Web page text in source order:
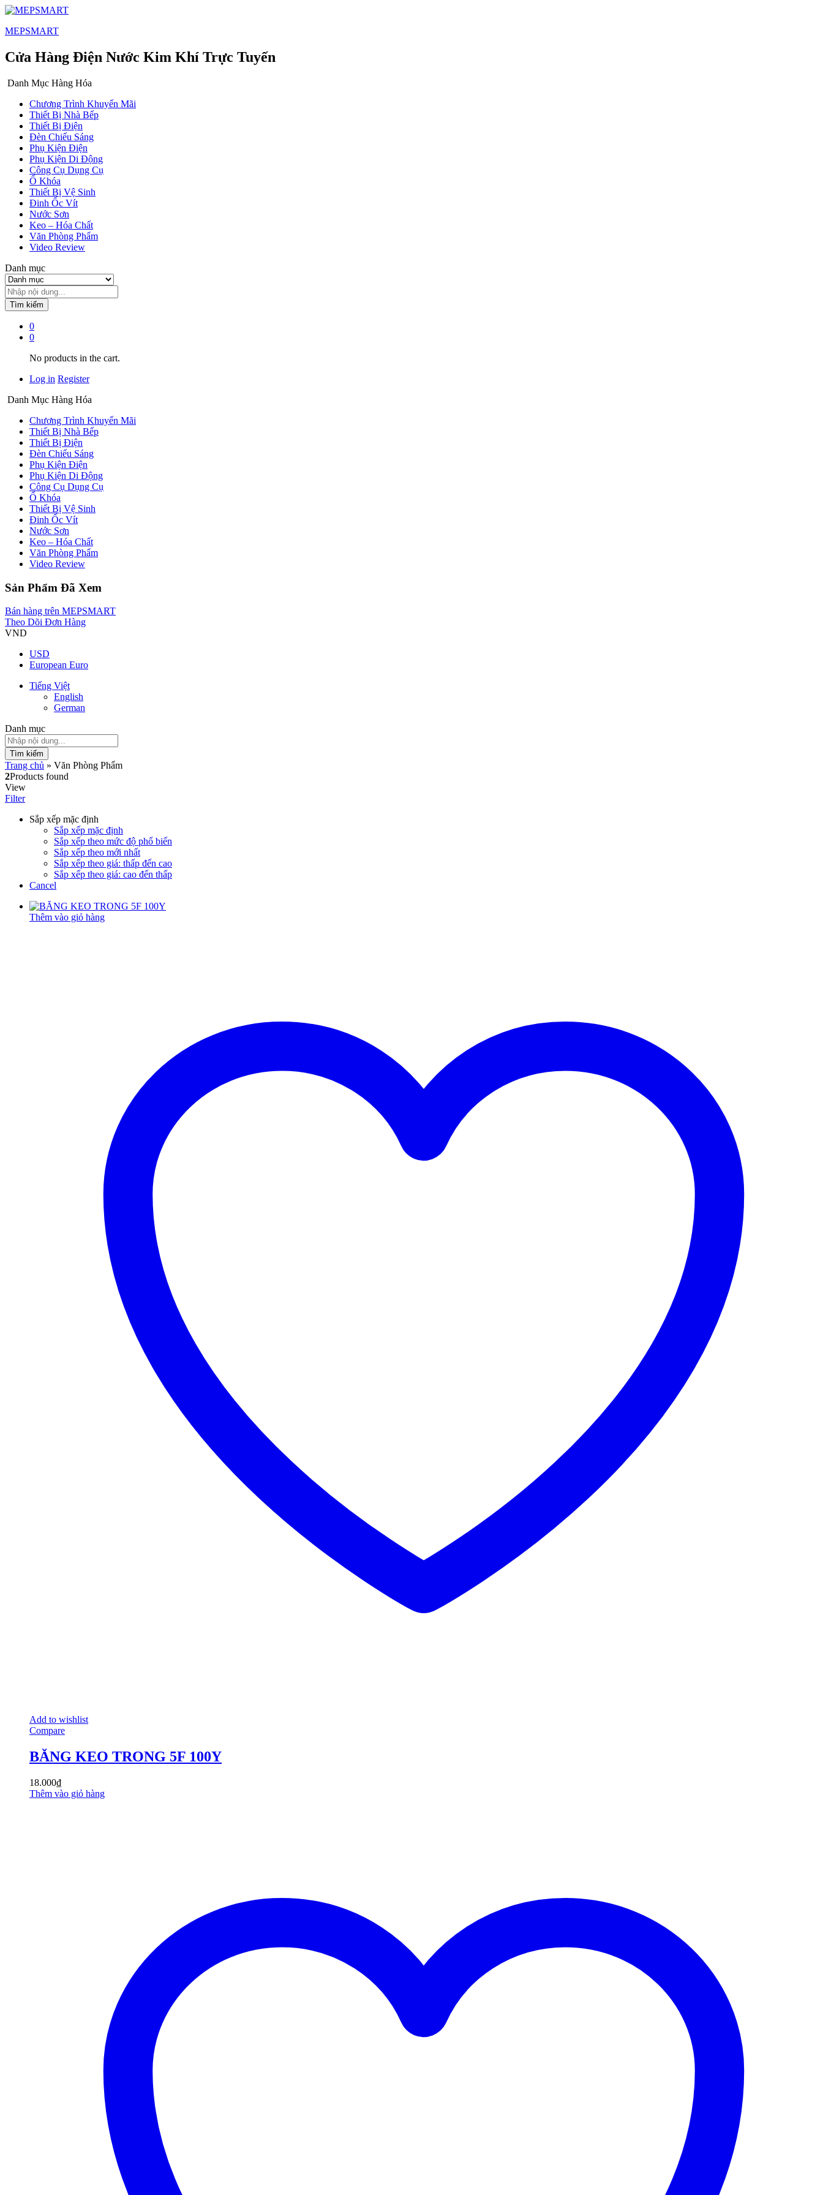
MEPSMART
Cửa Hàng Điện Nước Kim Khí Trực Tuyến
Danh Mục Hàng Hóa
Chương Trình Khuyến Mãi
Thiết Bị Nhà Bếp
Thiết Bị Điện
Đèn Chiếu Sáng
Phụ Kiện Điện
Phụ Kiện Di Động
Công Cụ Dụng Cụ
Ổ Khóa
Thiết Bị Vệ Sinh
Đinh Ốc Vít
Nước Sơn
Keo – Hóa Chất
Văn Phòng Phẩm
Video Review
Danh mục
Tìm kiếm
0
0
No products in the cart.
Log in Register
Danh Mục Hàng Hóa
Chương Trình Khuyến Mãi
Thiết Bị Nhà Bếp
Thiết Bị Điện
Đèn Chiếu Sáng
Phụ Kiện Điện
Phụ Kiện Di Động
Công Cụ Dụng Cụ
Ổ Khóa
Thiết Bị Vệ Sinh
Đinh Ốc Vít
Nước Sơn
Keo – Hóa Chất
Văn Phòng Phẩm
Video Review
Sản Phẩm Đã Xem
Bán hàng trên MEPSMART
Theo Dõi Đơn Hàng
VND
USD
European Euro
Tiếng Việt
English
German
Danh mục
Tìm kiếm
Trang chủ » Văn Phòng Phẩm
2Products found
View
Filter
Sắp xếp mặc định
Sắp xếp mặc định
Sắp xếp theo mức độ phổ biến
Sắp xếp theo mới nhất
Sắp xếp theo giá: thấp đến cao
Sắp xếp theo giá: cao đến thấp
Cancel
Thêm vào giỏ hàng
Add to wishlist
Compare
BĂNG KEO TRONG 5F 100Y
18.000₫
Thêm vào giỏ hàng